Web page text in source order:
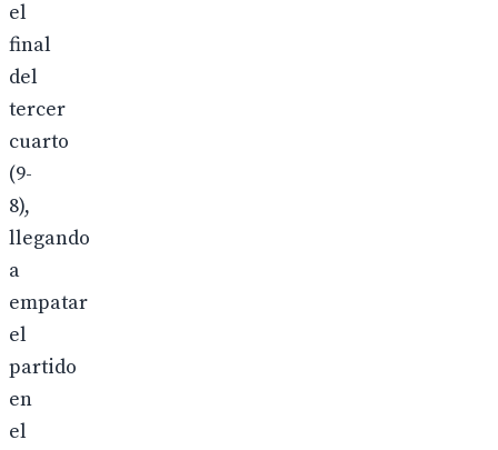
el
final
del
tercer
cuarto
(9-
8),
llegando
a
empatar
el
partido
en
el